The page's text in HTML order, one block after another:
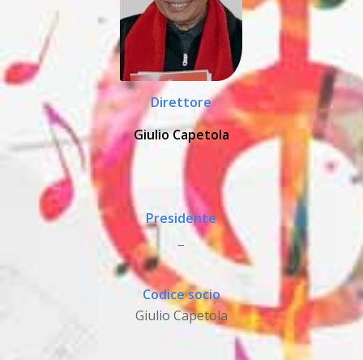
Direttore
Giulio Capetola
Presidente
Codice socio
Giulio Capetola